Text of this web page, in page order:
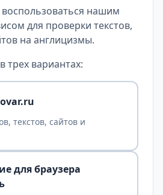
нашим
для проверки текстов,
на англицизмы.
трех вариантах:
текстов, сайтов и
для браузера